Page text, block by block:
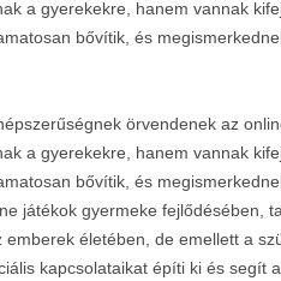
a gyerekekre, hanem vannak
bővítik, és
örvendenek az
a gyerekekre, hanem vannak
bővítik, és
játékok gyermeke fejlődésében,
emberek életében, de emellett a
kapcsolataikat építi ki és segít